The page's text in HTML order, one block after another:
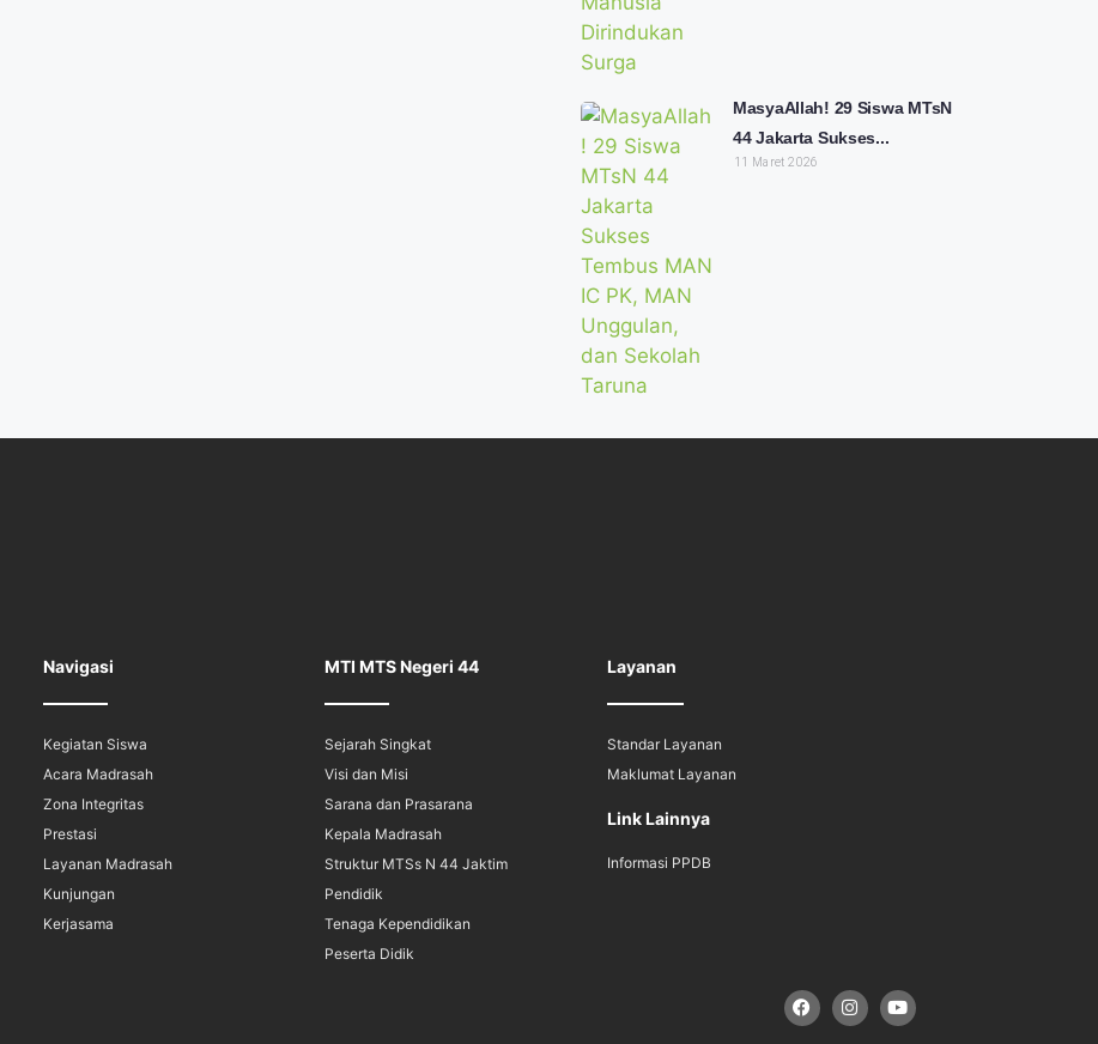
MasyaAllah! 29 Siswa MTsN
44 Jakarta Sukses...
11 Maret 2026
Navigasi
Kegiatan Siswa
Acara Madrasah
Zona Integritas
Prestasi
Layanan Madrasah
Kunjungan
Kerjasama
MTI MTS Negeri 44
Sejarah Singkat
Visi dan Misi
Sarana dan Prasarana
Kepala Madrasah
Struktur MTSs N 44 Jaktim
Pendidik
Tenaga Kependidikan
Peserta Didik
Layanan
Standar Layanan
Maklumat Layanan
Link Lainnya
Informasi PPDB